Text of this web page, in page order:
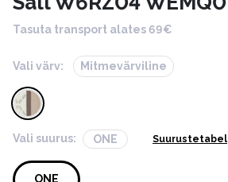
Tasuta transport alates 69€
Vali värv: Mitmevärviline
Vali suurus: ONE Suurustetabel
ONE